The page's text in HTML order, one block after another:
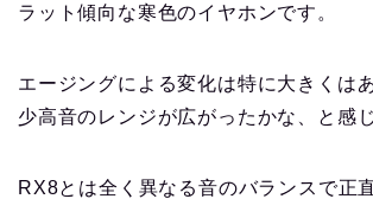
ラット傾向な寒色のイヤホンです。
エージングによる変化は特に大きくは
少高音のレンジが広がったかな、と感じ
RX8とは全く異なる音のバランスで正